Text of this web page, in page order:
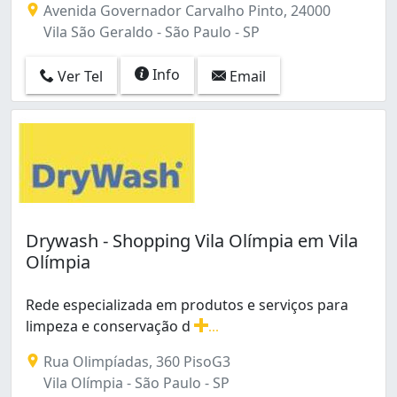
Jardim Marília (16)
Jardim Miriam (2)
Jardim Modelo (1)
Jardim Monte Azul (1)
Jardim Monte Kemel (5)
Jardim Morro Verde (1)
Jardim Nakamura (1)
Jardim Neide (2)
Jardim Nossa Senhora do Carmo (3)
Jardim Novo Jaú (1)
Jardim Nélia (1)
Jardim Paulista (10)
Jardim Paulistano (4)
Jardim Pedro José Nunes (4)
Jardim Peri (4)
Avenida Governador Carvalho Pinto, 24000
Vila São Geraldo - São Paulo - SP
Ver Tel Info Email
Drywash - Shopping Vila Olímpia em Vila
Olímpia
Rede especializada em produtos e serviços para
limpeza e conservação d
Rua Olimpíadas, 360 PisoG3
Vila Olímpia - São Paulo - SP